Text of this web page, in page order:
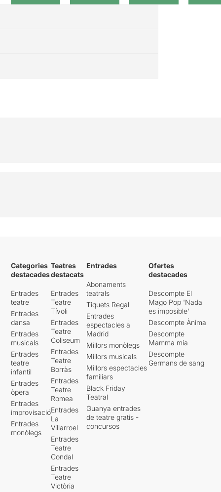
Categories
destacades
Entrades
teatre
Entrades
dansa
Entrades
musicals
Entrades
teatre
infantil
Entrades
òpera
Entrades
improvisació
Entrades
monòlegs
Teatres
destacats
Entrades
Teatre
Tívoli
Entrades
Teatre
Coliseum
Entrades
Teatre
Borràs
Entrades
Teatre
Romea
Entrades
La
Villarroel
Entrades
Teatre
Condal
Entrades
Teatre
Victòria
Entrades
Abonaments
teatrals
Tiquets Regal
Entrades
espectacles a
Madrid
Millors monòlegs
Millors musicals
Millors espectacles
familiars
Black Friday
Teatral
Guanya entrades
de teatre gratis -
concursos
Ofertes
destacades
Descompte El
Mago Pop 'Nada
es imposible'
Descompte Ànima
Descompte
Mamma mia
Descompte
Germans de sang